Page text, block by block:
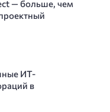
— больше, чем
ИТ-
в